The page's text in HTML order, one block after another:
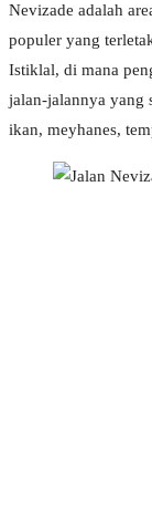
Nevizade adalah
populer yang
Istiklal, di mana
jalan-jalannya yang
ikan, meyhanes,